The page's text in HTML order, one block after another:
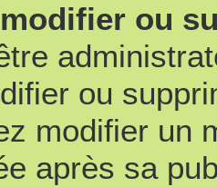
ou
ou
modifier un
après sa